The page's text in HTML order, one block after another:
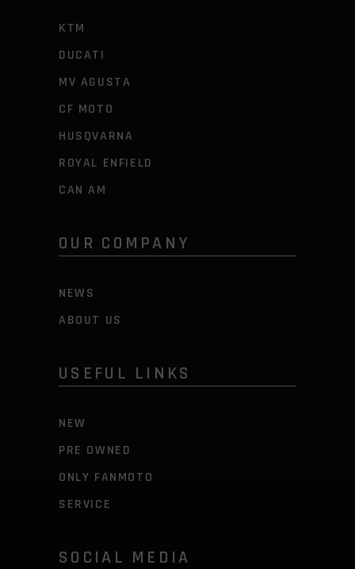
KTM
DUCATI
MV AGUSTA
CF MOTO
HUSQVARNA
ROYAL ENFIELD
CAN AM
OUR COMPANY
NEWS
ABOUT US
USEFUL LINKS
NEW
PRE OWNED
ONLY FANMOTO
SERVICE
SOCIAL MEDIA